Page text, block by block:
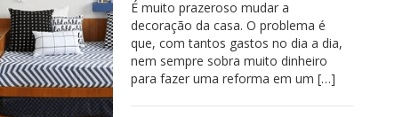
É muito prazeroso mudar a
decoração da casa. O problema é
que, com tantos gastos no dia a dia,
nem sempre sobra muito dinheiro
para fazer uma reforma em um […]